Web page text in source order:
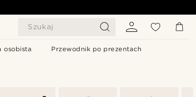
Szukaj
osobista Przewodnik po prezentach